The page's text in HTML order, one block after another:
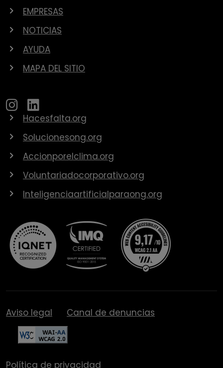
EMPRESAS
NOTICIAS
AYUDA
MAPA DEL SITIO
Hacesfalta.org
Solucionesong.org
Accionporelclima.org
Voluntariadocorporativo.org
Inteligenciaartificialparaong.org
Aviso legal Canal de denuncias
Política de privacidad